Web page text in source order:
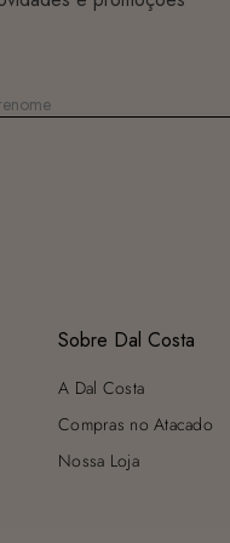
Sobre Dal Costa
A Dal Costa
Compras no Atacado
Nossa Loja